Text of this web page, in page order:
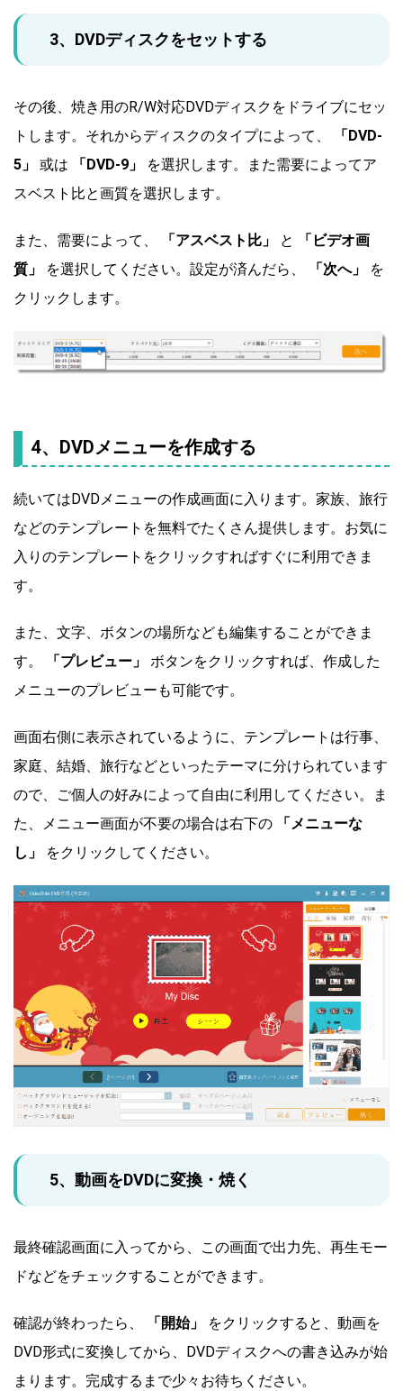
3、DVDディスクをセットする
その後、焼き用のR/W対応DVDディスクをドライブにセッ
トします。それからディスクのタイプによって、
「DVD-
5」
或は 「DVD-9」
を選択します。また需要によってア
スベスト比と画質を選択します。
また、需要によって、 「アスベスト比」 と
「ビデオ画
質」
を選択してください。設定が済んだら、 「次へ」
を
クリックします。
4、DVDメニューを作成する
続いてはDVDメニューの作成画面に入ります。家族、旅行
などのテンプレートを無料でたくさん提供します。お気に
入りのテンプレートをクリックすればすぐに利用できま
す。
また、文字、ボタンの場所なども編集することができま
す。
「プレビュー」
ボタンをクリックすれば、作成した
メニューのプレビューも可能です。
画面右側に表示されているように、テンプレートは行事、
家庭、結婚、旅行などといったテーマに分けられています
ので、ご個人の好みによって自由に利用してください。ま
た、メニュー画面が不要の場合は右下の
「メニューな
し」
をクリックしてください。
5、動画をDVDに変換・焼く
最終確認画面に入ってから、この画面で出力先、再生モー
ドなどをチェックすることができます。
確認が終わったら、 「開始」
をクリックすると、動画を
DVD形式に変換してから、DVDディスクへの書き込みが始
まります。完成するまで少々お待ちください。